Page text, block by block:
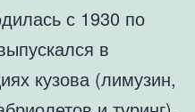
с 1930 по
в
кузова (лимузин,